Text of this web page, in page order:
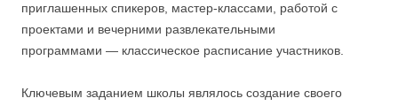
приглашенных спикеров, мастер-классами, работой с
проектами и вечерними развлекательными
программами — классическое расписание участников.
Ключевым заданием школы являлось создание своего